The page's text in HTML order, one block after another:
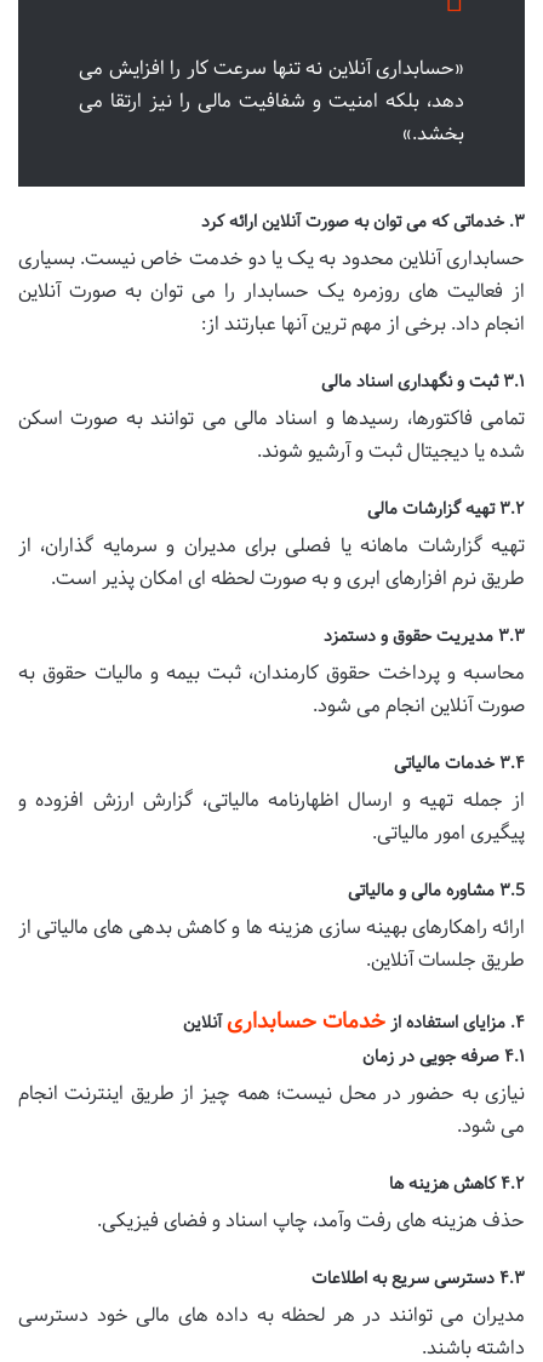
«حسابداری آنلاین نه تنها سرعت کار را افزایش می
دهد، بلکه امنیت و شفافیت مالی را نیز ارتقا می
بخشد.»
۳. خدماتی که می توان به صورت آنلاین ارائه کرد
حسابداری آنلاین محدود به یک یا دو خدمت خاص نیست. بسیاری
از فعالیت های روزمره یک حسابدار را می توان به صورت آنلاین
انجام داد. برخی از مهم ترین آنها عبارتند از:
۳.۱ ثبت و نگهداری اسناد مالی
تمامی فاکتورها، رسیدها و اسناد مالی می توانند به صورت اسکن
شده یا دیجیتال ثبت و آرشیو شوند.
۳.۲ تهیه گزارشات مالی
تهیه گزارشات ماهانه یا فصلی برای مدیران و سرمایه گذاران، از
طریق نرم افزارهای ابری و به صورت لحظه ای امکان پذیر است.
۳.۳ مدیریت حقوق و دستمزد
محاسبه و پرداخت حقوق کارمندان، ثبت بیمه و مالیات حقوق به
صورت آنلاین انجام می شود.
۳.۴ خدمات مالیاتی
از جمله تهیه و ارسال اظهارنامه مالیاتی، گزارش ارزش افزوده و
پیگیری امور مالیاتی.
۳.5 مشاوره مالی و مالیاتی
ارائه راهکارهای بهینه سازی هزینه ها و کاهش بدهی های مالیاتی از
طریق جلسات آنلاین.
۴. مزایای استفاده از خدمات حسابداریآنلاین
۴.۱ صرفه جویی در زمان
نیازی به حضور در محل نیست؛ همه چیز از طریق اینترنت انجام
می شود.
۴.۲ کاهش هزینه ها
حذف هزینه های رفت وآمد، چاپ اسناد و فضای فیزیکی.
۴.۳ دسترسی سریع به اطلاعات
مدیران می توانند در هر لحظه به داده های مالی خود دسترسی
داشته باشند.